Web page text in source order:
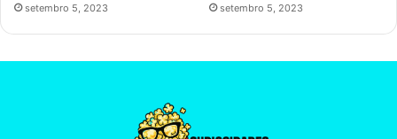
setembro 5, 2023 setembro 5, 2023